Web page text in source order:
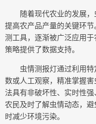
随着现代农业的发展
提高农产品产量的关键环
测工具，逐渐被广泛应用
策略提供了数据支持。
虫情测报灯通过利用
数或人工观察，精准掌握
法具有非破坏性、实时性
农民及时了解虫情动态，
时减少环境污染。